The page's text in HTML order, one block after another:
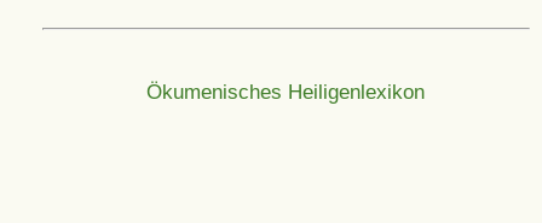
Ökumenisches Heiligenlexikon